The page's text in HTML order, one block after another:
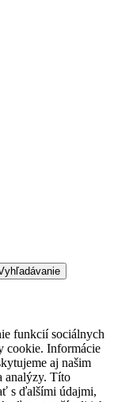
funkcií sociálnych
cookie. Informácie
aj našim
analýzy. Títo
s ďalšími údajmi,